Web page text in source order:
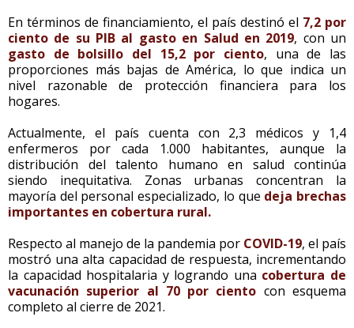
En términos de financiamiento, el país destinó el 7,2 por
ciento de su PIB al gasto en Salud en 2019, con un
gasto de bolsillo del 15,2 por ciento, una de las
proporciones más bajas de América, lo que indica un
nivel razonable de protección financiera para los
hogares.
Actualmente, el país cuenta con 2,3 médicos y 1,4
enfermeros por cada 1.000 habitantes, aunque la
distribución del talento humano en salud continúa
siendo inequitativa. Zonas urbanas concentran la
mayoría del personal especializado, lo que deja brechas
importantes en cobertura rural.
Respecto al manejo de la pandemia por COVID-19, el país
mostró una alta capacidad de respuesta, incrementando
la capacidad hospitalaria y logrando una cobertura de
vacunación superior al 70 por ciento con esquema
completo al cierre de 2021.